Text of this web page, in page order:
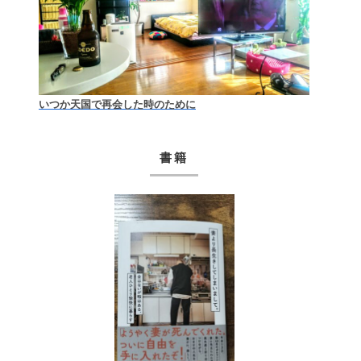
いつか天国で再会した時のために
書籍